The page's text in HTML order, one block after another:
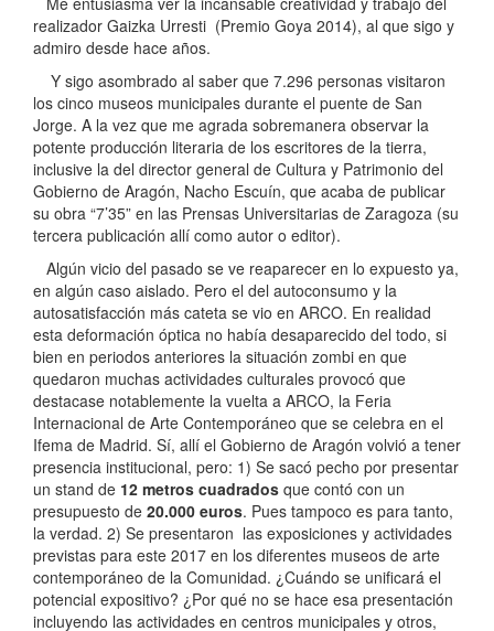
realizador Gaizka Urresti (Premio Goya 2014), al que sigo y
admiro desde hace años.
Y sigo asombrado al saber que 7.296 personas visitaron
los cinco museos municipales durante el puente de San
Jorge. A la vez que me agrada sobremanera observar la
potente producción literaria de los escritores de la tierra,
inclusive la del director general de Cultura y Patrimonio del
Gobierno de Aragón, Nacho Escuín, que acaba de publicar
su obra “7’35” en las Prensas Universitarias de Zaragoza (su
tercera publicación allí como autor o editor).
Algún vicio del pasado se ve reaparecer en lo expuesto ya,
en algún caso aislado. Pero el del autoconsumo y la
autosatisfacción más cateta se vio en ARCO. En realidad
esta deformación óptica no había desaparecido del todo, si
bien en periodos anteriores la situación zombi en que
quedaron muchas actividades culturales provocó que
destacase notablemente la vuelta a ARCO, la Feria
Internacional de Arte Contemporáneo que se celebra en el
Ifema de Madrid. Sí, allí el Gobierno de Aragón volvió a tener
presencia institucional, pero: 1) Se sacó pecho por presentar
un stand de 12 metros cuadrados que contó con un
presupuesto de 20.000 euros. Pues tampoco es para tanto,
la verdad. 2) Se presentaron las exposiciones y actividades
previstas para este 2017 en los diferentes museos de arte
contemporáneo de la Comunidad. ¿Cuándo se unificará el
potencial expositivo? ¿Por qué no se hace esa presentación
incluyendo las actividades en centros municipales y otros,